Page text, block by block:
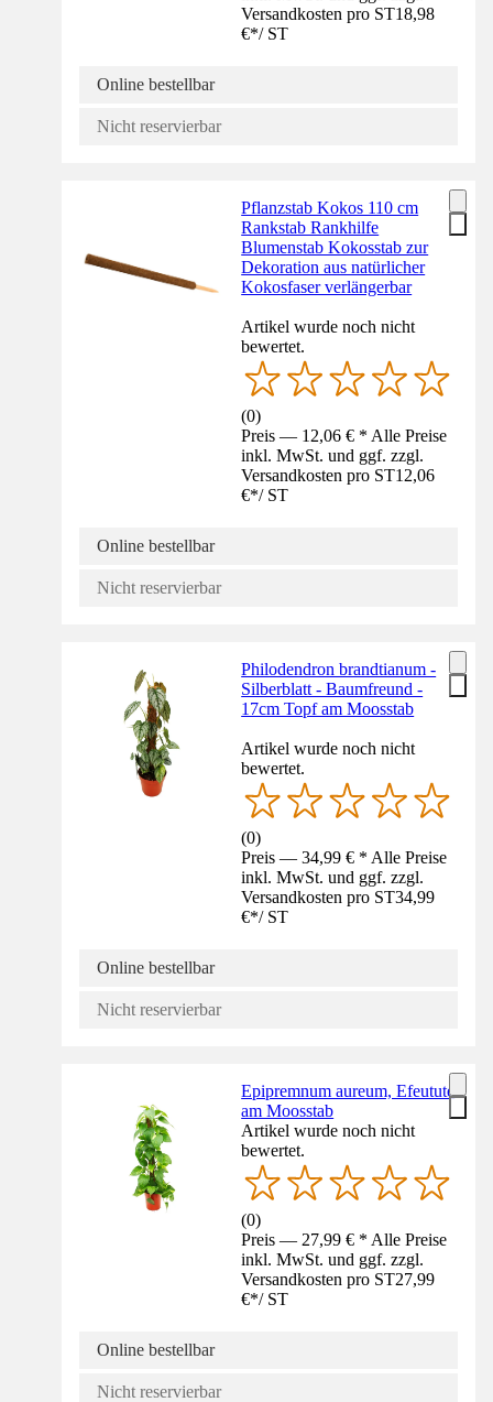
Versandkosten pro ST18,98
€*/ ST
Online bestellbar
Nicht reservierbar
Pflanzstab Kokos 110 cm
Rankstab Rankhilfe
Blumenstab Kokosstab zur
Dekoration aus natürlicher
Kokosfaser verlängerbar
Artikel wurde noch nicht
bewertet.
(0)
Preis — 12,06 € * Alle Preise
inkl. MwSt. und ggf. zzgl.
Versandkosten pro ST12,06
€*/ ST
Online bestellbar
Nicht reservierbar
Philodendron brandtianum -
Silberblatt - Baumfreund -
17cm Topf am Moosstab
Artikel wurde noch nicht
bewertet.
(0)
Preis — 34,99 € * Alle Preise
inkl. MwSt. und ggf. zzgl.
Versandkosten pro ST34,99
€*/ ST
Online bestellbar
Nicht reservierbar
Epipremnum aureum, Efeutute
am Moosstab
Artikel wurde noch nicht
bewertet.
(0)
Preis — 27,99 € * Alle Preise
inkl. MwSt. und ggf. zzgl.
Versandkosten pro ST27,99
€*/ ST
Online bestellbar
Nicht reservierbar